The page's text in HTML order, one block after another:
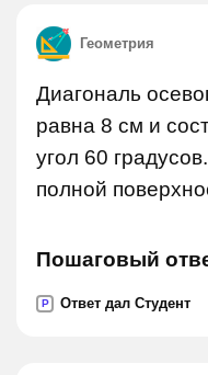
Геометрия
Диагональ
равна 8 см и
угол 60
полной
Пошаговый
P Ответ дал Студент